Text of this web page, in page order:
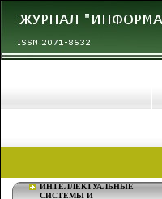
ИНТЕЛЛЕКТУАЛЬНЫЕ
СИСТЕМЫ И